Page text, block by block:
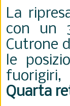
La
con un
Cutrone
le
fuorigiri,
Quarta